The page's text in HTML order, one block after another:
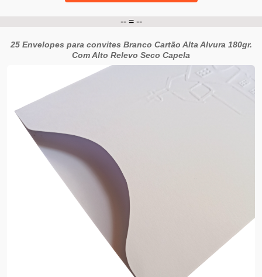
-- = --
25 Envelopes para convites Branco Cartão Alta Alvura 180gr.
Com Alto Relevo Seco Capela